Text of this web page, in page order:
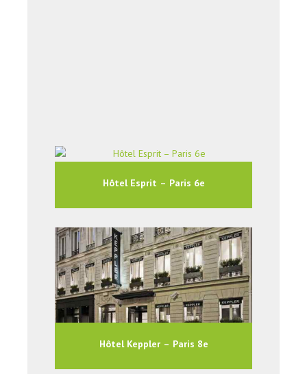
Hôtel Esprit – Paris 6e
Hôtel Keppler – Paris 8e